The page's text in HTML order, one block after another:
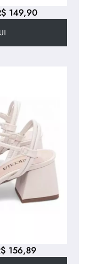
156,89
149,90